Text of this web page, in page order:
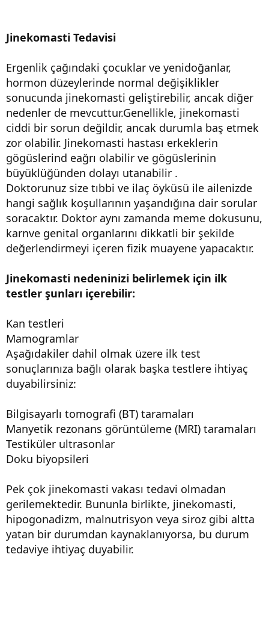
Jinekomasti Tedavisi
Ergenlik çağındaki çocuklar ve yenidoğanlar,
hormon düzeylerinde normal değişiklikler
sonucunda jinekomasti geliştirebilir, ancak diğer
nedenler de mevcuttur.Genellikle, jinekomasti
ciddi bir sorun değildir, ancak durumla baş etmek
zor olabilir. Jinekomasti hastası erkeklerin
gögüslerind eağrı olabilir ve gögüslerinin
büyüklüğünden dolayı utanabilir .
Doktorunuz size tıbbi ve ilaç öyküsü ile ailenizde
hangi sağlık koşullarının yaşandığına dair sorular
soracaktır. Doktor aynı zamanda meme dokusunu,
karnve genital organlarını dikkatli bir şekilde
değerlendirmeyi içeren fizik muayene yapacaktır.
Jinekomasti nedeninizi belirlemek için ilk
testler şunları içerebilir:
Kan testleri
Mamogramlar
Aşağıdakiler dahil olmak üzere ilk test
sonuçlarınıza bağlı olarak başka testlere ihtiyaç
duyabilirsiniz:
Bilgisayarlı tomografi (BT) taramaları
Manyetik rezonans görüntüleme (MRI) taramaları
Testiküler ultrasonlar
Doku biyopsileri
Pek çok jinekomasti vakası tedavi olmadan
gerilemektedir. Bununla birlikte, jinekomasti,
hipogonadizm, malnutrisyon veya siroz gibi altta
yatan bir durumdan kaynaklanıyorsa, bu durum
tedaviye ihtiyaç duyabilir.